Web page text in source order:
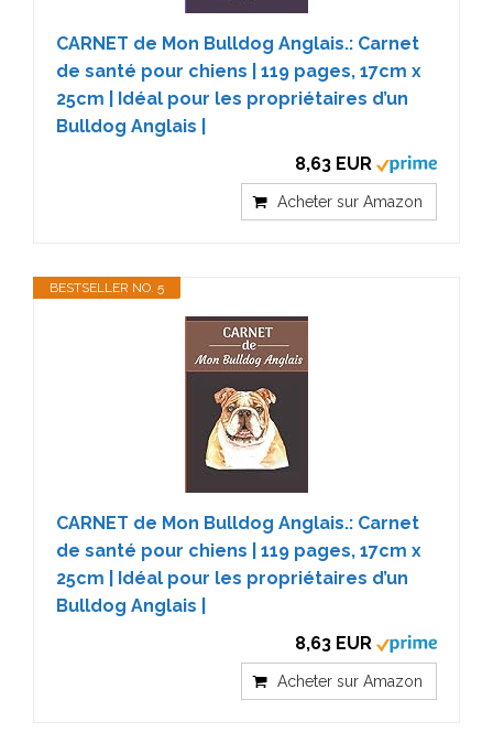
CARNET de Mon Bulldog Anglais.: Carnet
de santé pour chiens | 119 pages, 17cm x
25cm | Idéal pour les propriétaires d’un
Bulldog Anglais |
8,63 EUR
Acheter sur Amazon
BESTSELLER NO. 5
CARNET de Mon Bulldog Anglais.: Carnet
de santé pour chiens | 119 pages, 17cm x
25cm | Idéal pour les propriétaires d’un
Bulldog Anglais |
8,63 EUR
Acheter sur Amazon